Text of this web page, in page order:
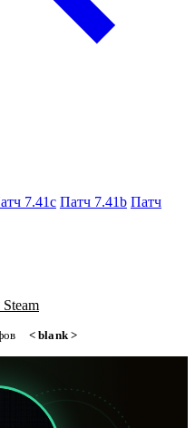
7.41c Патч 7.41b Патч
< blank >